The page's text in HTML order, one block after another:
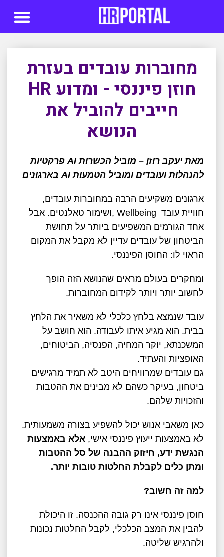
מחוברות עובדים בעזרת
חוזן פיננסי - ומדוע HR
חייבים להוביל את
הנושא
מאת יעקב רוזן – מוביל הכשרות AI פרקטיות
להנהלות ועובדים ומוביל הטמעות AI בארגונים
ארגונים משקיעים הרבה במחוברות עובדים,
חוויית עובד , Wellbeingושימור טאלנטים. אבל
אחד הגורמים המשפיעים ביותר על תחושת
הביטחון של עובדים עדיין לא מקבל את המקום
הראוי לו: החוסן הפיננסי.
ומחקרים בעולם מראים שהנושא הזה הופך
לחשוב יותר ויותר לקידום המחוברות.
עובד שנמצא בלחץ כלכלי לא משאיר את הלחץ
בבית. הוא מגיע איתו לעבודה. הוא חושב על
המשכנתא, יוקר המחיה, הפנסיה, הביטוחים,
האופציות והעתיד.
גם עובדים שמרוויחים היטב לא תמיד מרגישים
ביטחון, בעיקר כשהם לא מבינים את ההטבות
והזכויות שלהם.
כאן
יכול להשפיע בצורה משמעותית.
לא באמצעות ייעוץ פיננסי אישי, אלא באמצעות
הנגשת ידע, חיזוק ההבנה של סל ההטבות
ומתן כלים לקבלת החלטות טובות יותר.
למה זה חשוב?
חוסן פיננסי אינו רק גובה ההכנסה. זו היכולת
להבין את המצב הכלכלי, לקבל החלטות נכונות
ולהרגיש שליטה.